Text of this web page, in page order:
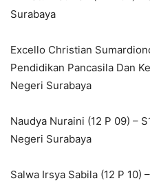
Surabaya
Excello Christian
Pendidikan Pancasila Dan
Negeri Surabaya
Naudya Nuraini (12 P 09) –
Negeri Surabaya
Salwa Irsya Sabila (12 P 10)